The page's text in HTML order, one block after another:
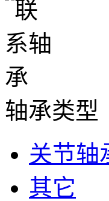
轴承类型
关节轴
其它